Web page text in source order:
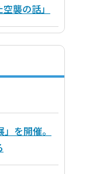
襲の話」
を開催。